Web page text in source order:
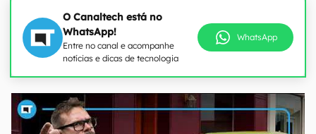
O Canaltech está no
WhatsApp!
Entre no canal e acompanhe
notícias e dicas de tecnologia
WhatsApp